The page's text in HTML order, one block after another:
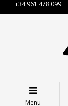
+34 961 478 099
Menu